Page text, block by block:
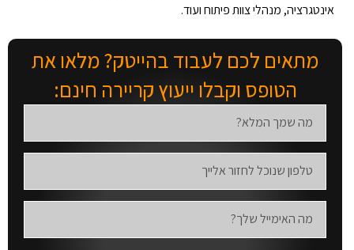
אינטגרציה, מנהלי צוות פיתוח ועוד.
מתאים לכם לעבוד בהייטק? מלאו את
הטופס וקבלו ייעוץ קריירה חינם: